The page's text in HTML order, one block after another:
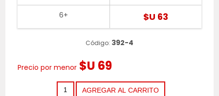
6+ $U 63
Código: 392-4
Precio por menor $U 69